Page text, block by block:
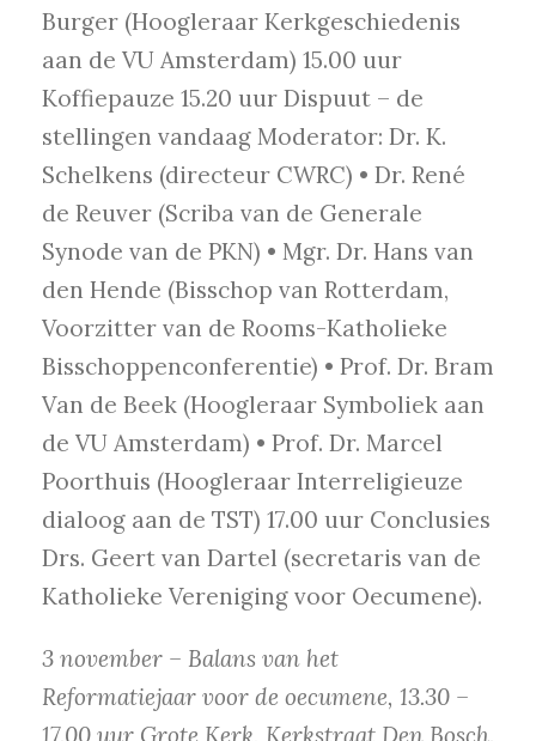
Burger (Hoogleraar Kerkgeschiedenis
aan de VU Amsterdam) 15.00 uur
Koffiepauze 15.20 uur Dispuut – de
stellingen vandaag Moderator: Dr. K.
Schelkens (directeur CWRC) • Dr. René
de Reuver (Scriba van de Generale
Synode van de PKN) • Mgr. Dr. Hans van
den Hende (Bisschop van Rotterdam,
Voorzitter van de Rooms-Katholieke
Bisschoppenconferentie) • Prof. Dr. Bram
Van de Beek (Hoogleraar Symboliek aan
de VU Amsterdam) • Prof. Dr. Marcel
Poorthuis (Hoogleraar Interreligieuze
dialoog aan de TST) 17.00 uur Conclusies
Drs. Geert van Dartel (secretaris van de
Katholieke Vereniging voor Oecumene).
3 november – Balans van het
Reformatiejaar voor de oecumene, 13.30 –
17.00 uur Grote Kerk, Kerkstraat Den Bosch.